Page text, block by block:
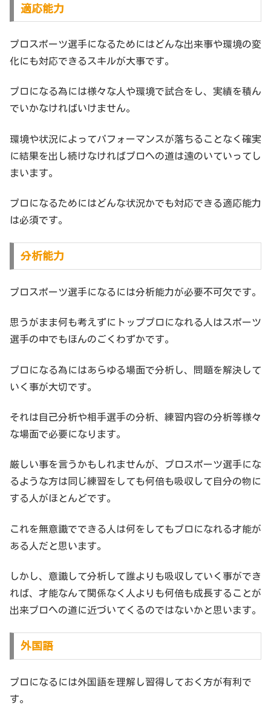
適応能力
プロスポーツ選手になるためにはどんな出来事や環境の変
化にも対応できるスキルが大事です。
プロになる為には様々な人や環境で試合をし、実績を積ん
でいかなければいけません。
環境や状況によってパフォーマンスが落ちることなく確実
に結果を出し続けなければプロへの道は遠のいていってし
まいます。
プロになるためにはどんな状況かでも対応できる適応能力
は必須です。
分析能力
プロスポーツ選手になるには分析能力が必要不可欠です。
思うがまま何も考えずにトッププロになれる人はスポーツ
選手の中でもほんのごくわずかです。
プロになる為にはあらゆる場面で分析し、問題を解決して
いく事が大切です。
それは自己分析や相手選手の分析、練習内容の分析等様々
な場面で必要になります。
厳しい事を言うかもしれませんが、プロスポーツ選手にな
るような方は同じ練習をしても何倍も吸収して自分の物に
する人がほとんどです。
これを無意識でできる人は何をしてもプロになれる才能が
ある人だと思います。
しかし、意識して分析して誰よりも吸収していく事ができ
れば、才能なんて関係なく人よりも何倍も成長することが
出来プロへの道に近づいてくるのではないかと思います。
外国語
プロになるには外国語を理解し習得しておく方が有利で
す。